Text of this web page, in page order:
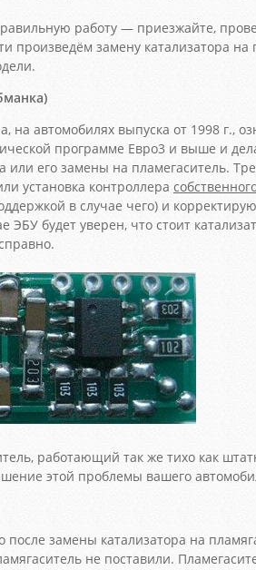
работу — приезжайте,
произведём замену катализатора на
на автомобилях выпуска от 1998 г.,
программе Евро3 и выше и
или его замены на пламегаситель.
установка контроллера
в случае чего) и
будет уверен, что стоит
работающий так же тихо как
этой проблемы вашего
замены катализатора на
не поставили.